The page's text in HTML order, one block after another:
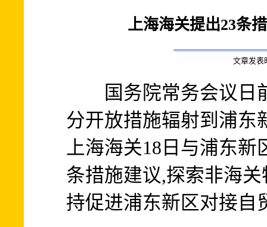
上海海关提出23条
文章发表
国务院常务会议日
分开放措施辐射到浦东
上海海关18日与浦东新
条措施建议,探索非海
持促进浦东新区对接自